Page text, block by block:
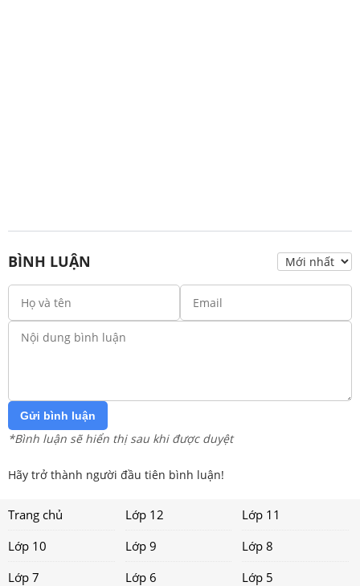
BÌNH LUẬN
Gửi bình luận
*Bình luận sẽ hiển thị sau khi được duyệt
Hãy trở thành người đầu tiên bình luận!
Trang chủ Lớp 12
Lớp 11
Lớp 10
Lớp 9
Lớp 8
Lớp 7
Lớp 6
Lớp 5